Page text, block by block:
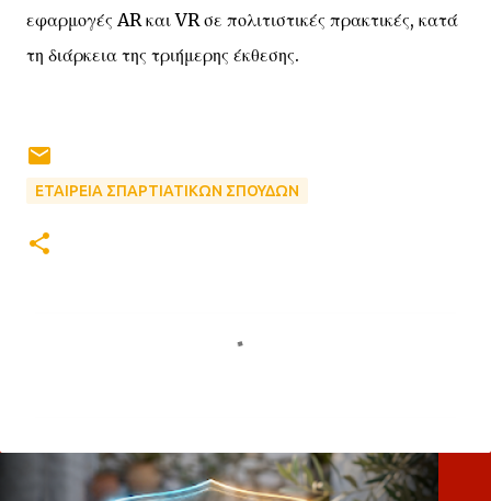
εφαρμογές AR και VR σε πολιτιστικές πρακτικές, κατά
τη διάρκεια της τριήμερης έκθεσης.
ΕΤΑΙΡΕΙΑ ΣΠΑΡΤΙΑΤΙΚΩΝ ΣΠΟΥΔΩΝ
λ